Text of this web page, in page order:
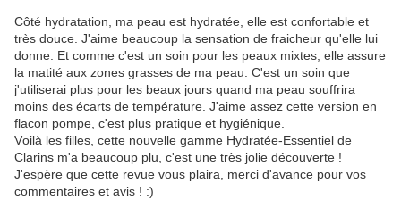
Côté hydratation, ma peau est hydratée, elle est confortable et
très douce. J'aime beaucoup la sensation de fraicheur qu'elle lui
donne. Et comme c'est un soin pour les peaux mixtes, elle assure
la matité aux zones grasses de ma peau. C'est un soin que
j'utiliserai plus pour les beaux jours quand ma peau souffrira
moins des écarts de température. J'aime assez cette version en
flacon pompe, c'est plus pratique et hygiénique.
Voilà les filles, cette nouvelle gamme Hydratée-Essentiel de
Clarins m'a beaucoup plu, c'est une très jolie découverte !
J'espère que cette revue vous plaira, merci d'avance pour vos
commentaires et avis ! :)